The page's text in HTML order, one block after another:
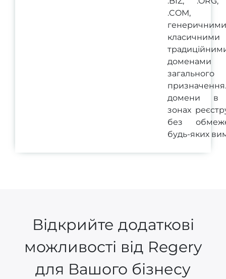
.COM,
доменами
загального
домени в
зонах
без
будь-яких
Відкрийте додаткові
можливості від Regery
для Вашого бізнесу